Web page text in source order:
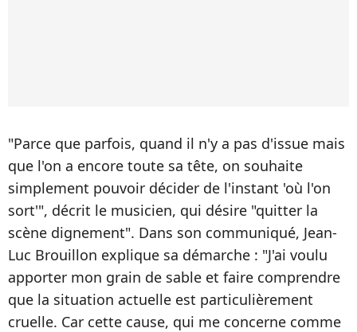
"Parce que parfois, quand il n'y a pas d'issue mais
que l'on a encore toute sa tête, on souhaite
simplement pouvoir décider de l'instant 'où l'on
sort'", décrit le musicien, qui désire "quitter la
scène dignement". Dans son communiqué, Jean-
Luc Brouillon explique sa démarche : "J'ai voulu
apporter mon grain de sable et faire comprendre
que la situation actuelle est particulièrement
cruelle. Car cette cause, qui me concerne comme